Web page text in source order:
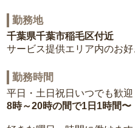
勤務地
千葉県千葉市稲毛区付近
サービス提供エリア内のお好
勤務時間
平日・土日祝日いつでも歓迎
8時～20時の間で1日1時間〜